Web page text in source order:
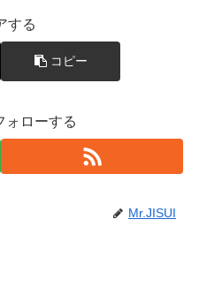
する
コピー
ォローする
Mr.JISUI